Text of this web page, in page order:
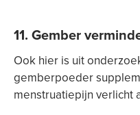
11. Gember
Ook hier is uit
gemberpoeder
menstruatiepijn verlicht